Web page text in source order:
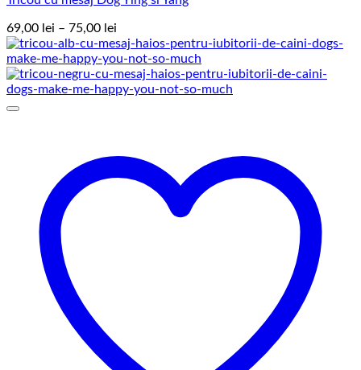
69,00 lei – 75,00 lei
de
prețuri:
69,00 lei
până